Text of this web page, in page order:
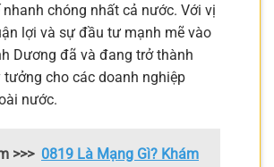
chóng nhất cả nước. Với vị
lợi và sự đầu tư mạnh mẽ vào
Dương đã và đang trở thành
cho các doanh nghiệp
nước.
>>> 0819 Là Mạng Gì? Khám